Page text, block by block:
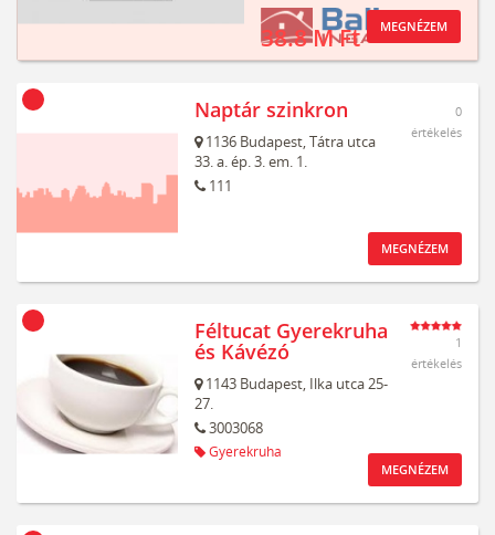
38.8 M Ft MEGNÉZEM
Naptár szinkron
1136 Budapest,Tátra utca
33. a. ép. 3. em. 1.
111
0
értékelés
MEGNÉZEM
Féltucat Gyerekruha
és Kávézó
1143 Budapest, Ilka utca 25-
27.
3003068
Gyerekruha
1
értékelés
MEGNÉZEM